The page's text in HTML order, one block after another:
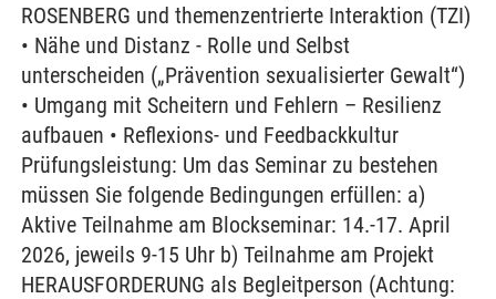
ROSENBERG und themenzentrierte Interaktion (TZI)
• Nähe und Distanz - Rolle und Selbst
unterscheiden („Prävention sexualisierter Gewalt“)
• Umgang mit Scheitern und Fehlern – Resilienz
aufbauen • Reflexions- und Feedbackkultur
Prüfungsleistung: Um das Seminar zu bestehen
müssen Sie folgende Bedingungen erfüllen: a)
Aktive Teilnahme am Blockseminar: 14.-17. April
2026, jeweils 9-15 Uhr b) Teilnahme am Projekt
HERAUSFORDERUNG als Begleitperson (Achtung: